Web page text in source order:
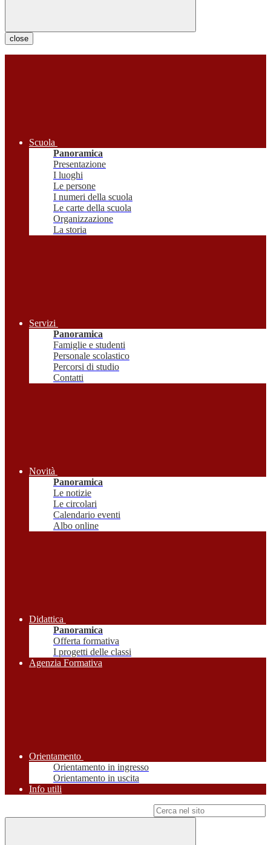
close
Scuola
Panoramica
Presentazione
I luoghi
Le persone
I numeri della scuola
Le carte della scuola
Organizzazione
La storia
Servizi
Panoramica
Famiglie e studenti
Personale scolastico
Percorsi di studio
Contatti
Novità
Panoramica
Le notizie
Le circolari
Calendario eventi
Albo online
Didattica
Panoramica
Offerta formativa
I progetti delle classi
Agenzia Formativa
Orientamento
Orientamento in ingresso
Orientamento in uscita
Info utili